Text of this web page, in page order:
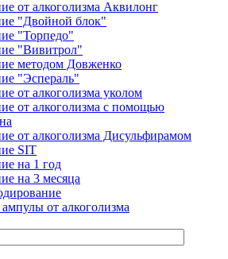
от алкоголизма Аквилонг
"Двойной блок"
"Торпедо"
"Вивитрол"
методом Довженко
"Эспераль"
от алкоголизма уколом
от алкоголизма с помощью
от алкоголизма Дисульфирамом
SIT
на 1 год
на 3 месяца
от алкоголизма